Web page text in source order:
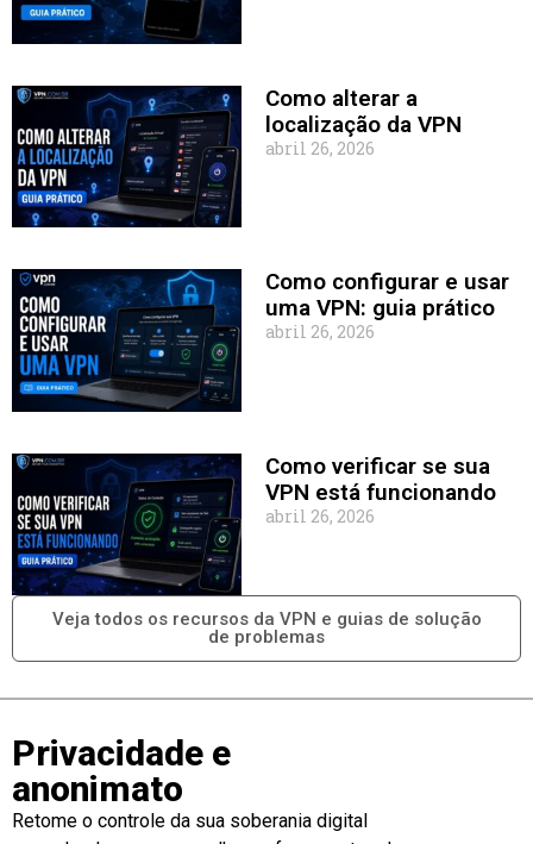
Como alterar a
localização da VPN
abril 26, 2026
Como configurar e usar
uma VPN: guia prático
abril 26, 2026
Como verificar se sua
VPN está funcionando
abril 26, 2026
Veja todos os recursos da VPN e guias de solução
de problemas
Privacidade e
anonimato
Retome o controle da sua soberania digital